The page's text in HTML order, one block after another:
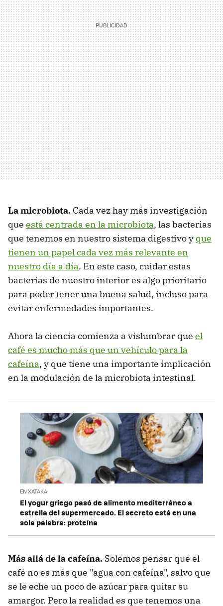
La microbiota. Cada vez hay más investigación
que está centrada en la microbiota, las bacterias
que tenemos en nuestro sistema digestivo y que
tienen un papel cada vez más relevante en
nuestro día a día. En este caso, cuidar estas
bacterias de nuestro interior es algo prioritario
para poder tener una buena salud, incluso para
evitar enfermedades importantes.
Ahora la ciencia comienza a vislumbrar que el
café es mucho más que un vehículo para la
cafeína, y que tiene una importante implicación
en la modulación de la microbiota intestinal.
EN XATAKA
El yogur griego pasó de alimento mediterráneo a
estrella del supermercado. El secreto está en una
sola palabra: proteína
Más allá de la cafeína. Solemos pensar que el
café no es más que "agua con cafeína", salvo que
se le eche un poco de azúcar para quitar su
amargor. Pero la realidad es que tenemos una